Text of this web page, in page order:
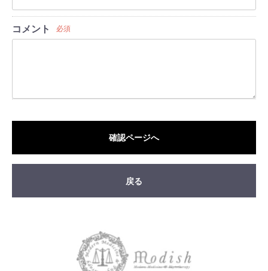
コメント 必須
確認ページへ
戻る